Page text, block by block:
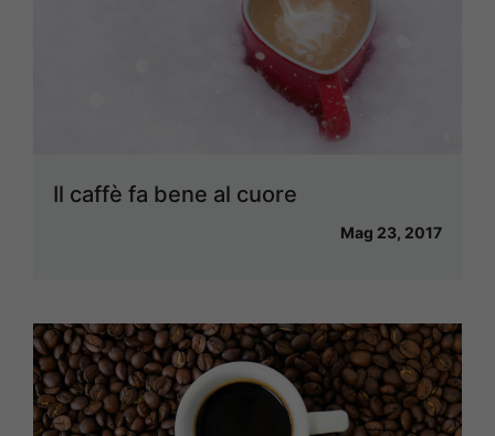
Il caffè fa bene al cuore
Mag 23, 2017